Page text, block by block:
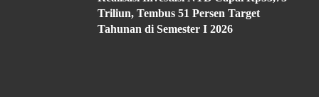
Triliun, Tembus 51 Persen Target
Tahunan di Semester I 2026